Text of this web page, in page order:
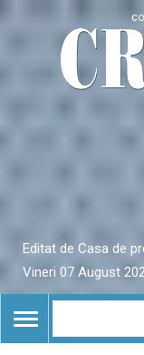
Editat de Casa de
Vineri 07 August
TOGGLE
NAVIGATION